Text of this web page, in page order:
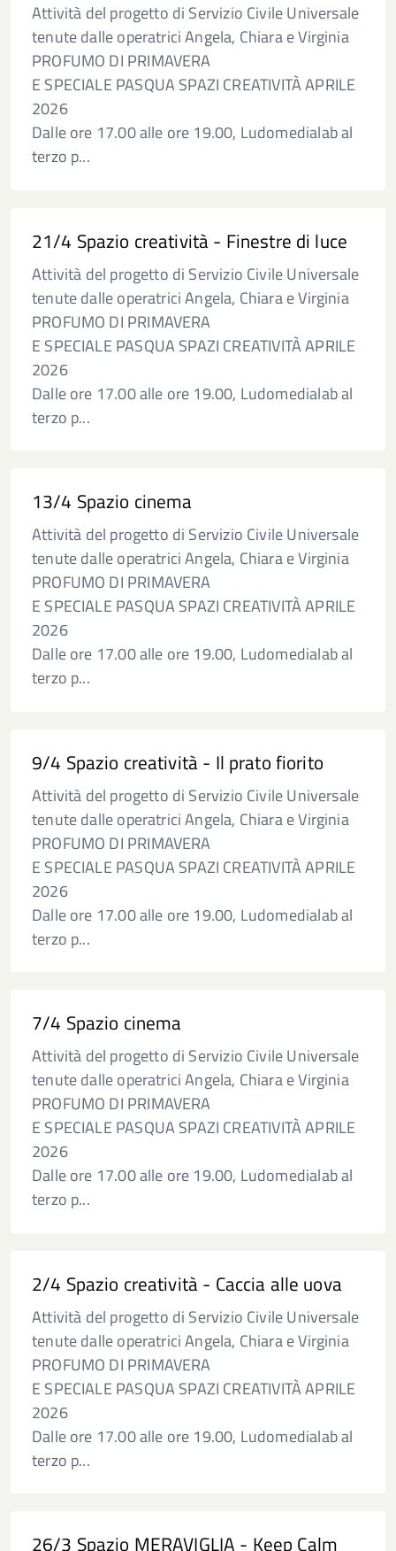
Attività del progetto di Servizio Civile Universale
tenute dalle operatrici Angela, Chiara e Virginia
PROFUMO DI PRIMAVERA
E SPECIALE PASQUA SPAZI CREATIVITÀ APRILE
2026
Dalle ore 17.00 alle ore 19.00, Ludomedialab al
terzo p...
21/4 Spazio creatività - Finestre di luce
Attività del progetto di Servizio Civile Universale
tenute dalle operatrici Angela, Chiara e Virginia
PROFUMO DI PRIMAVERA
E SPECIALE PASQUA SPAZI CREATIVITÀ APRILE
2026
Dalle ore 17.00 alle ore 19.00, Ludomedialab al
terzo p...
13/4 Spazio cinema
Attività del progetto di Servizio Civile Universale
tenute dalle operatrici Angela, Chiara e Virginia
PROFUMO DI PRIMAVERA
E SPECIALE PASQUA SPAZI CREATIVITÀ APRILE
2026
Dalle ore 17.00 alle ore 19.00, Ludomedialab al
terzo p...
9/4 Spazio creatività - Il prato fiorito
Attività del progetto di Servizio Civile Universale
tenute dalle operatrici Angela, Chiara e Virginia
PROFUMO DI PRIMAVERA
E SPECIALE PASQUA SPAZI CREATIVITÀ APRILE
2026
Dalle ore 17.00 alle ore 19.00, Ludomedialab al
terzo p...
7/4 Spazio cinema
Attività del progetto di Servizio Civile Universale
tenute dalle operatrici Angela, Chiara e Virginia
PROFUMO DI PRIMAVERA
E SPECIALE PASQUA SPAZI CREATIVITÀ APRILE
2026
Dalle ore 17.00 alle ore 19.00, Ludomedialab al
terzo p...
2/4 Spazio creatività - Caccia alle uova
Attività del progetto di Servizio Civile Universale
tenute dalle operatrici Angela, Chiara e Virginia
PROFUMO DI PRIMAVERA
E SPECIALE PASQUA SPAZI CREATIVITÀ APRILE
2026
Dalle ore 17.00 alle ore 19.00, Ludomedialab al
terzo p...
26/3 Spazio MERAVIGLIA - Keep Calm